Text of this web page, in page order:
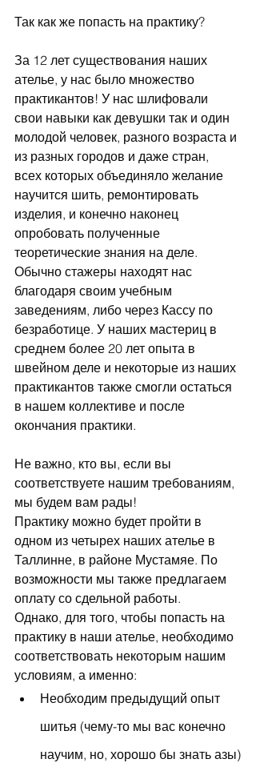
Так как же попасть на практику?
За 12 лет существования наших
ателье, у нас было множество
практикантов! У нас шлифовали
свои навыки как девушки так и один
молодой человек, разного возраста и
из разных городов и даже стран,
всех которых объединяло желание
научится шить, ремонтировать
изделия, и конечно наконец
опробовать полученные
теоретические знания на деле.
Обычно стажеры находят нас
благодаря своим учебным
заведениям, либо через Кассу по
безработице. У наших мастериц в
среднем более 20 лет опыта в
швейном деле и некоторые из наших
практикантов также смогли остаться
в нашем коллективе и после
окончания практики.
Не важно, кто вы, если вы
соответствуете нашим требованиям,
мы будем вам рады!
Практику можно будет пройти в
одном из четырех наших ателье в
Таллинне, в районе Мустамяе. По
возможности мы также предлагаем
оплату со сдельной работы.
Однако, для того, чтобы попасть на
практику в наши ателье, необходимо
соответствовать некоторым нашим
условиям, а именно:
Необходим предыдущий опыт
шитья (чему-то мы вас конечно
научим, но, хорошо бы знать азы)